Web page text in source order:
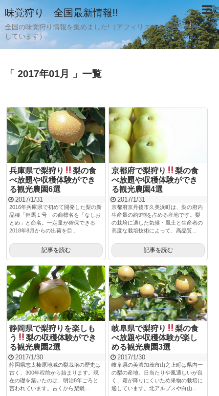
味覚狩り 全国最新情報!!
全国の味覚狩り情報を集めました!（アフィリエイト広告を利用
しています）
「 2017年01月 」一覧
兵庫県で梨狩り
梨の食
べ放題や収穫体験ができ
る観光農園6選
2017/1/31
2016年兵庫県で初めて開発した梨の新
品種「但馬１号」の商標名を「なしお
とめ」と命名。一定量が確保できる
2018年8月からの出荷を目...
記事を読む
京都府で梨狩り
梨の食
べ放題や収穫体験ができ
る観光農園4選
2017/1/31
京都府京丹後市久美浜町は、梨の府内
生産量の約9割を占める産地です。梨
の栽培に適した気候・風土と生産者の
高度な栽培技術によって、高品質...
記事を読む
静岡県で梨狩りを楽しも
う
梨の収穫体験ができ
る観光農園2選
2017/1/30
静岡県志太榛原地域の梨栽培の歴史は
古く、300年程前から始まります。現
在の礎を築いたのは、明治8年ごろと
言われています。古くから梨栽...
岐阜県で梨狩り
梨の食
べ放題や収穫体験が楽し
める観光農園3選
2017/1/30
岐阜県の美濃加茂市山之上町は県内一
の梨の産地。日当たりや風通しいが良
く、霜が降りにくいため果物の栽培に
適しています。北アルプスや白山...